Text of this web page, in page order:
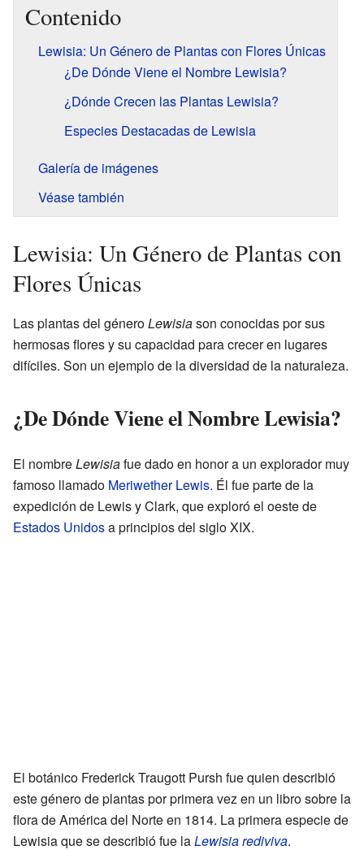
Contenido
Lewisia: Un Género de Plantas con Flores Únicas
¿De Dónde Viene el Nombre Lewisia?
¿Dónde Crecen las Plantas Lewisia?
Especies Destacadas de Lewisia
Galería de imágenes
Véase también
Lewisia: Un Género de Plantas con
Flores Únicas
Las plantas del géneroLewisiason conocidas por sus
hermosas flores y su capacidad para crecer en lugares
difíciles. Son un ejemplo de la diversidad de la naturaleza.
¿De Dónde Viene el Nombre Lewisia?
El nombreLewisiafue dado en honor a un explorador muy
famoso llamado Meriwether Lewis. Él fue parte de la
expedición de Lewis y Clark, que exploró el oeste de
Estados Unidosa principios del siglo XIX.
El botánico Frederick Traugott Pursh fue quien describió
este género de plantas por primera vez en un libro sobre la
flora de América del Norte en 1814. La primera especie de
Lewisia que se describió fue laLewisia rediviva.